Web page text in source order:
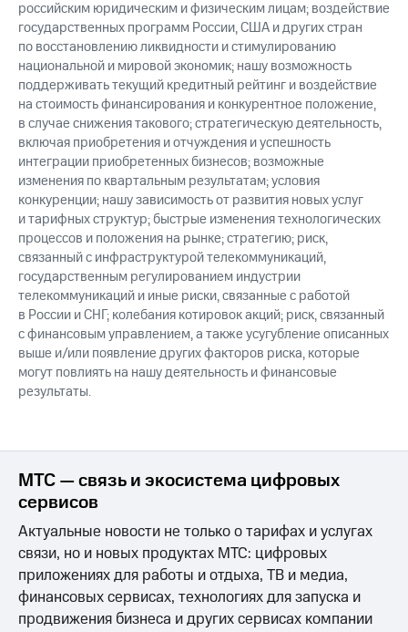
российским юридическим и физическим лицам; воздействие
государственных программ России, США и других стран
по восстановлению ликвидности и стимулированию
национальной и мировой экономик; нашу возможность
поддерживать текущий кредитный рейтинг и воздействие
на стоимость финансирования и конкурентное положение,
в случае снижения такового; стратегическую деятельность,
включая приобретения и отчуждения и успешность
интеграции приобретенных бизнесов; возможные
изменения по квартальным результатам; условия
конкуренции; нашу зависимость от развития новых услуг
и тарифных структур; быстрые изменения технологических
процессов и положения на рынке; стратегию; риск,
связанный с инфраструктурой телекоммуникаций,
государственным регулированием индустрии
телекоммуникаций и иные риски, связанные с работой
в России и СНГ; колебания котировок акций; риск, связанный
с финансовым управлением, а также усугубление описанных
выше и/или появление других факторов риска, которые
могут повлиять на нашу деятельность и финансовые
результаты.
МТС — связь и экосистема цифровых
сервисов
Актуальные новости не только о тарифах и услугах
связи, но и новых продуктах МТС: цифровых
приложениях для работы и отдыха, ТВ и медиа,
финансовых сервисах, технологиях для запуска и
продвижения бизнеса и других сервисах компании